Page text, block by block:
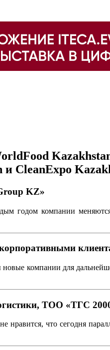
CleanExpo
KZ»
годом компании
компании для
ТОО «ТГС
что сегодня